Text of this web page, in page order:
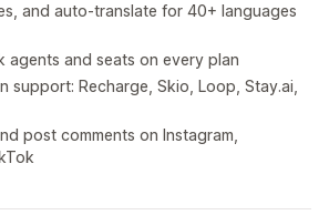
and auto-translate for 40+ languages
agents and seats on every plan
support: Recharge, Skio, Loop, Stay.ai,
post comments on Instagram,